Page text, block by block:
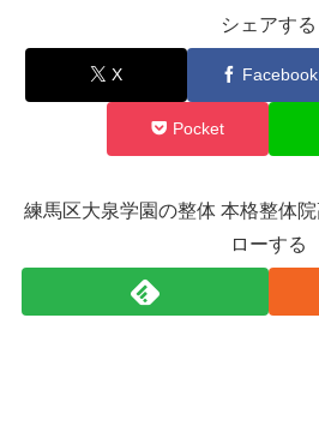
シェアする
X Facebook
Pocket
練馬区大泉学園の整体 本格整体
ローする